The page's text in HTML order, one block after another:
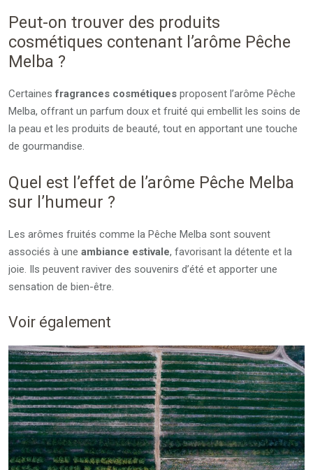
Peut-on trouver des produits
cosmétiques contenant l’arôme Pêche
Melba ?
Certainesfragrances cosmétiques proposent l’arôme Pêche
Melba, offrant un parfum doux et fruité qui embellit les soins de
la peau et les produits de beauté, tout en apportant une touche
de gourmandise.
Quel est l’effet de l’arôme Pêche Melba
sur l’humeur ?
Les arômes fruités comme la Pêche Melba sont souvent
associés à une ambiance estivale, favorisant la détente et la
joie. Ils peuvent raviver des souvenirs d’été et apporter une
sensation de bien-être.
Voir également